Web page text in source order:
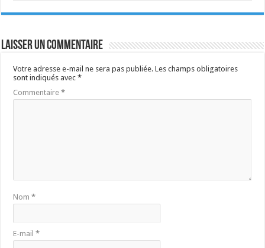
Laisser un commentaire
Votre adresse e-mail ne sera pas publiée. Les champs obligatoires
sont indiqués avec*
Commentaire*
Nom*
E-mail*